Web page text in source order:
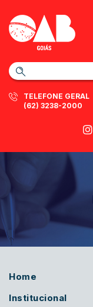
TELEFONE GERAL
(62) 3238-2000
Home
Institucional